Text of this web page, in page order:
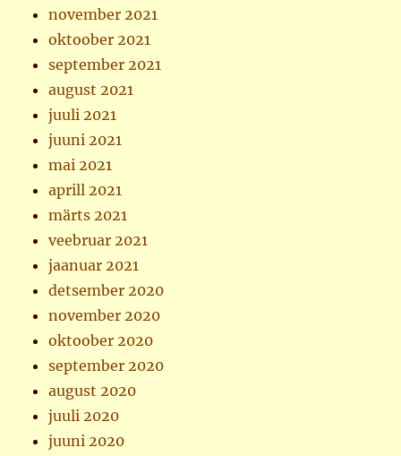
november 2021
oktoober 2021
september 2021
august 2021
juuli 2021
juuni 2021
mai 2021
aprill 2021
märts 2021
veebruar 2021
jaanuar 2021
detsember 2020
november 2020
oktoober 2020
september 2020
august 2020
juuli 2020
juuni 2020